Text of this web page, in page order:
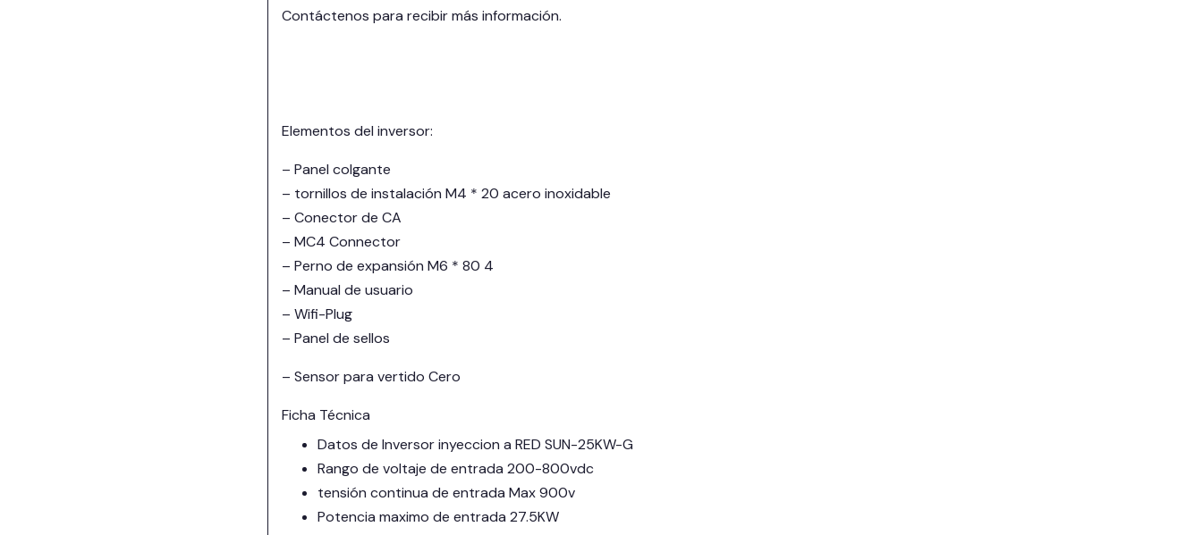
Contáctenos para recibir más información.
Elementos del inversor:
– Panel colgante
– tornillos de instalación M4 * 20 acero inoxidable
– Conector de CA
– MC4 Connector
– Perno de expansión M6 * 80 4
– Manual de usuario
– Wifi-Plug
– Panel de sellos
– Sensor para vertido Cero
Ficha Técnica
Datos de Inversor inyeccion a RED SUN-25KW-G
Rango de voltaje de entrada 200-800vdc
tensión continua de entrada Max 900v
Potencia maximo de entrada 27.5KW